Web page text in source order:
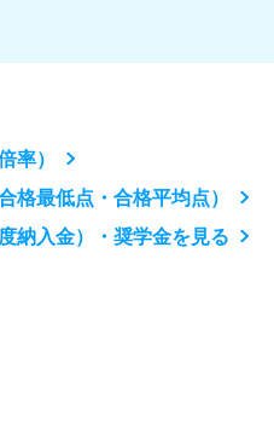
率）
格最低点・合格平均点）
納入金）・奨学金を見る